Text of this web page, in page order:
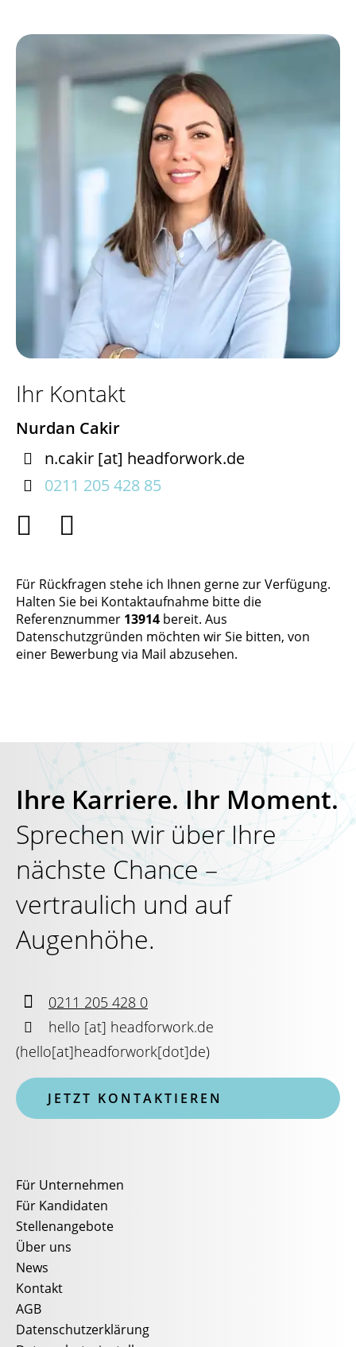
Ihr Kontakt
Nurdan Cakir

n.cakir [at] headforwork.de

0211 205 428 85
 
Für Rückfragen stehe ich Ihnen gerne zur Verfügung.
Halten Sie bei Kontaktaufnahme bitte die
Referenznummer 13914 bereit. Aus
Datenschutzgründen möchten wir Sie bitten, von
einer Bewerbung via Mail abzusehen.
Ihre Karriere. Ihr Moment.
Sprechen wir über Ihre
nächste Chance –
vertraulich und auf
Augenhöhe.

0211 205 428 0

hello [at] headforwork.de
(hello[at]headforwork[dot]de)
JETZT KONTAKTIEREN
Für Unternehmen
Für Kandidaten
Stellenangebote
Über uns
News
Kontakt
AGB
Datenschutzerklärung